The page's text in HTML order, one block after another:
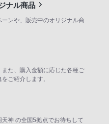
ナル商品
ンや、販売中のオリジナル商
た、購入金額に応じた各種ご
ご紹介します。
神 の全国5拠点でお待ちして